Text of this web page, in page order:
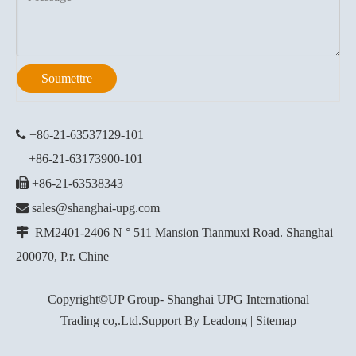
Soumettre
 +86-21-63537129-101
+86-21-63173900-101
 +86-21-63538343
 sales@shanghai-upg.com
 RM2401-2406 N ° 511 Mansion Tianmuxi Road. Shanghai
200070, P.r. Chine
Copyright©UP Group- Shanghai UPG International
Trading co,.Ltd.Support By Leadong| Sitemap